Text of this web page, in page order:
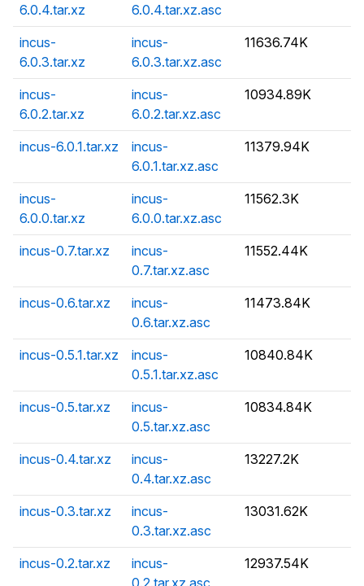
6.0.4.tar.xz
6.0.4.tar.xz.asc
incus-
6.0.3.tar.xz
incus-
6.0.3.tar.xz.asc
11636.74K
incus-
6.0.2.tar.xz
incus-
6.0.2.tar.xz.asc
10934.89K
incus-6.0.1.tar.xz
incus-
6.0.1.tar.xz.asc
11379.94K
incus-
6.0.0.tar.xz
incus-
6.0.0.tar.xz.asc
11562.3K
incus-0.7.tar.xz
incus-
0.7.tar.xz.asc
11552.44K
incus-0.6.tar.xz
incus-
0.6.tar.xz.asc
11473.84K
incus-0.5.1.tar.xz
incus-
0.5.1.tar.xz.asc
10840.84K
incus-0.5.tar.xz
incus-
0.5.tar.xz.asc
10834.84K
incus-0.4.tar.xz
incus-
0.4.tar.xz.asc
13227.2K
incus-0.3.tar.xz
incus-
0.3.tar.xz.asc
13031.62K
incus-0.2.tar.xz
incus-
0.2.tar.xz.asc
12937.54K